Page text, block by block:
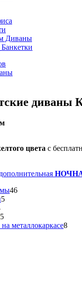
Диваны
диваны
цвета с
46
5
5
металлокаркасе8